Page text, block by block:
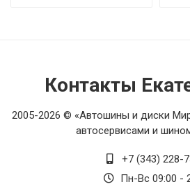
Контакты
2005-2026 © «Автошины и диски
автосервисами и
+7 (343) 228-
Пн-Вс 09:00 -